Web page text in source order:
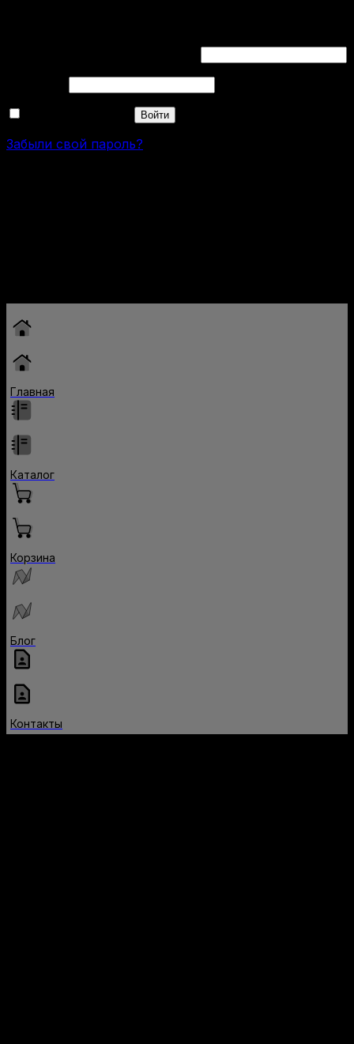
Обязательно
Обязательно
Войти
Забыли свой пароль?
Главная
Каталог
Корзина
Блог
Контакты